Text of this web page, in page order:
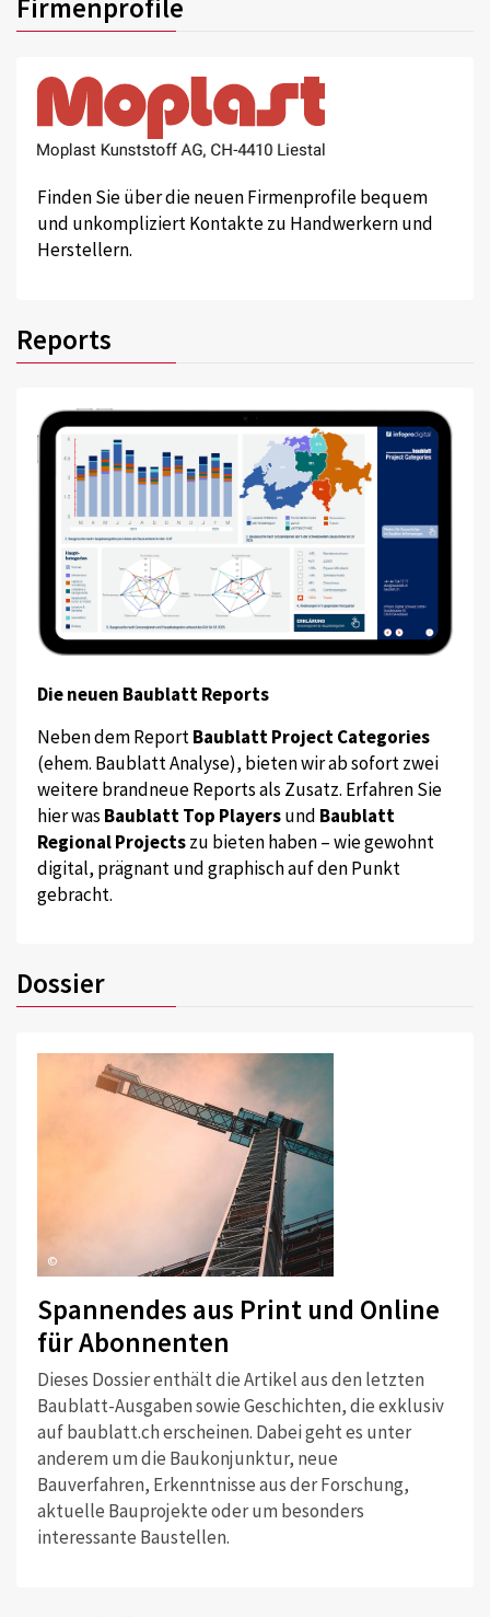
Firmenprofile
Finden Sie über die neuen Firmenprofile bequem
und unkompliziert Kontakte zu Handwerkern und
Herstellern.
Reports
Die neuen Baublatt Reports
Neben dem ReportBaublatt Project Categories
(ehem. Baublatt Analyse), bieten wir ab sofort zwei
weitere brandneue Reports als Zusatz. Erfahren Sie
hier was Baublatt Top Playersund Baublatt
Regional Projectszu bieten haben – wie gewohnt
digital, prägnant und graphisch auf den Punkt
gebracht.
Dossier
©
Spannendes aus Print und Online
für Abonnenten
Dieses Dossier enthält die Artikel aus den letzten
Baublatt-Ausgaben sowie Geschichten, die exklusiv
auf baublatt.ch erscheinen. Dabei geht es unter
anderem um die Baukonjunktur, neue
Bauverfahren, Erkenntnisse aus der Forschung,
aktuelle Bauprojekte oder um besonders
interessante Baustellen.